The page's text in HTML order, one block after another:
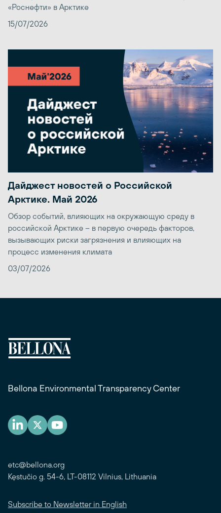
«Роснефти» в Арктике
15/07/2026
Дайджест новостей о Российской
Арктике. Май 2026
Обзор событий, влияющих на окружающую среду в
российской Арктике – в первую очередь факторов,
вызывающих риски загрязнения и влияющих на
процесс изменения климата
03/07/2026
Bellona Environmental Transparency Center
etc@bellona.org
Kęstučio g. 54-6, LT-08112 Vilnius, Lithuania
Subscribe to Newsletter in English